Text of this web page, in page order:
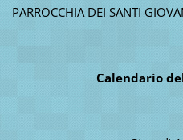
PARROCCHIA DEI SANTI
Calendario